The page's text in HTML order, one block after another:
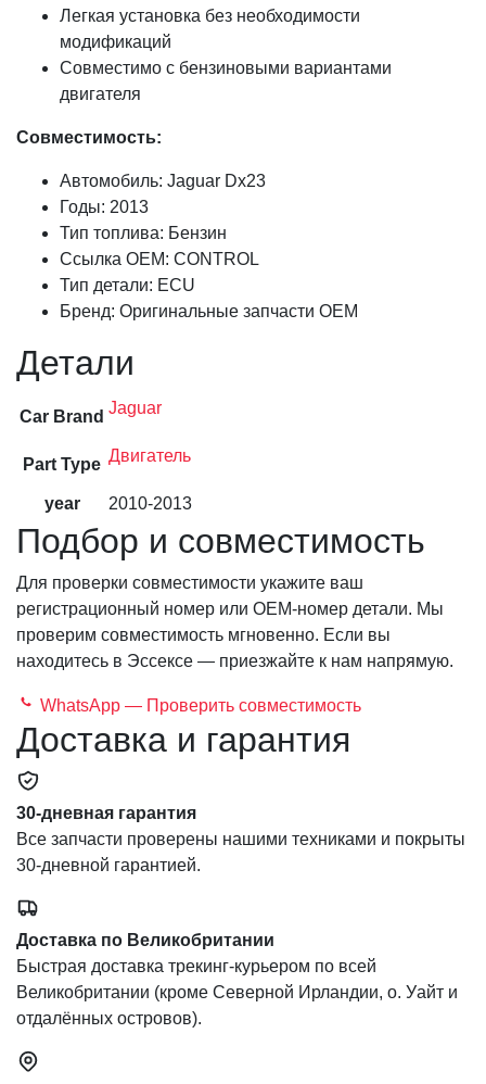
Легкая установка без необходимости
модификаций
Совместимо с бензиновыми вариантами
двигателя
Совместимость:
Автомобиль: Jaguar Dx23
Годы: 2013
Тип топлива: Бензин
Ссылка OEM: CONTROL
Тип детали: ECU
Бренд: Оригинальные запчасти OEM
Детали
Car Brand Jaguar
Part Type Двигатель
year 2010-2013
Подбор и совместимость
Для проверки совместимости укажите ваш
регистрационный номер или OEM-номер детали. Мы
проверим совместимость мгновенно. Если вы
находитесь в Эссексе — приезжайте к нам напрямую.
WhatsApp — Проверить совместимость
Доставка и гарантия
30-дневная гарантия
Все запчасти проверены нашими техниками и покрыты
30-дневной гарантией.
Доставка по Великобритании
Быстрая доставка трекинг-курьером по всей
Великобритании (кроме Северной Ирландии, о. Уайт и
отдалённых островов).